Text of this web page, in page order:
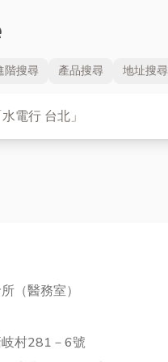
階搜尋 產品搜尋 地址搜尋
（醫務室）
村281－6號